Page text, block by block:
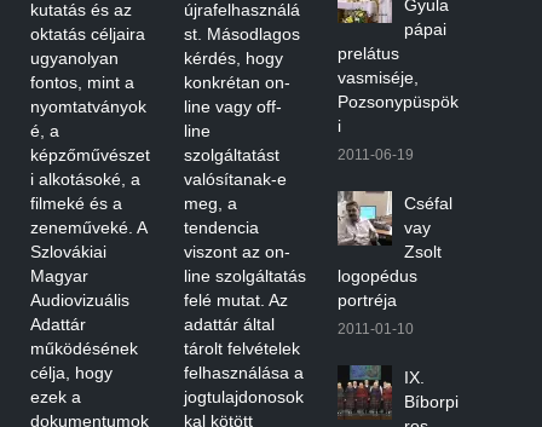
kutatás és az
oktatás céljaira
ugyanolyan
fontos, mint a
nyomtatványok
é, a
képzőművészet
i alkotásoké, a
filmeké és a
zeneműveké. A
Szlovákiai
Magyar
Audiovizuális
Adattár
működésének
célja, hogy
ezek a
dokumentumok
újrafelhasználá
st. Másodlagos
kérdés, hogy
konkrétan on-
line vagy off-
line
szolgáltatást
valósítanak-e
meg, a
tendencia
viszont az on-
line szolgáltatás
felé mutat. Az
adattár által
tárolt felvételek
felhasználása a
jogtulajdonosok
kal kötött
Gyula
pápai
prelátus
vasmiséje,
Pozsonypüspök
i
2011-06-19
Cséfal
vay
Zsolt
logopédus
portréja
2011-01-10
IX.
Bíborpi